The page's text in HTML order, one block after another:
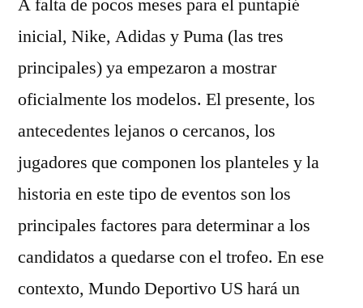
A falta de pocos meses para el puntapié
inicial, Nike, Adidas y Puma (las tres
principales) ya empezaron a mostrar
oficialmente los modelos. El presente, los
antecedentes lejanos o cercanos, los
jugadores que componen los planteles y la
historia en este tipo de eventos son los
principales factores para determinar a los
candidatos a quedarse con el trofeo. En ese
contexto, Mundo Deportivo US hará un